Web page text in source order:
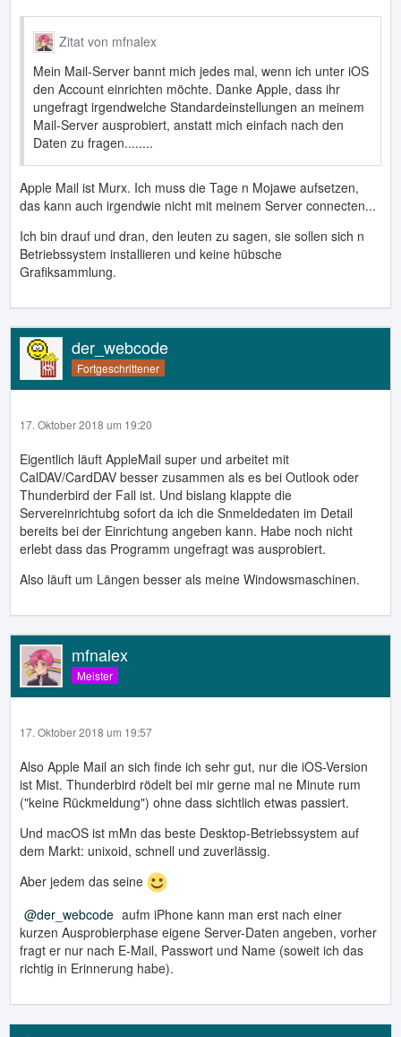
Zitat von mfnalex
Mein Mail-Server bannt mich jedes mal, wenn ich unter iOS
den Account einrichten möchte. Danke Apple, dass ihr
ungefragt irgendwelche Standardeinstellungen an meinem
Mail-Server ausprobiert, anstatt mich einfach nach den
Daten zu fragen........
Apple Mail ist Murx. Ich muss die Tage n Mojawe aufsetzen,
das kann auch irgendwie nicht mit meinem Server connecten...
Ich bin drauf und dran, den leuten zu sagen, sie sollen sich n
Betriebssystem installieren und keine hübsche
Grafiksammlung.
der_webcode
Fortgeschrittener
17. Oktober 2018 um 19:20
Eigentlich läuft AppleMail super und arbeitet mit
CalDAV/CardDAV besser zusammen als es bei Outlook oder
Thunderbird der Fall ist. Und bislang klappte die
Servereinrichtubg sofort da ich die Snmeldedaten im Detail
bereits bei der Einrichtung angeben kann. Habe noch nicht
erlebt dass das Programm ungefragt was ausprobiert.
Also läuft um Längen besser als meine Windowsmaschinen.
mfnalex
Meister
17. Oktober 2018 um 19:57
Also Apple Mail an sich finde ich sehr gut, nur die iOS-Version
ist Mist. Thunderbird rödelt bei mir gerne mal ne Minute rum
("keine Rückmeldung") ohne dass sichtlich etwas passiert.
Und macOS ist mMn das beste Desktop-Betriebssystem auf
dem Markt: unixoid, schnell und zuverlässig.
Aber jedem das seine
der_webcode aufm iPhone kann man erst nach einer
kurzen Ausprobierphase eigene Server-Daten angeben, vorher
fragt er nur nach E-Mail, Passwort und Name (soweit ich das
richtig in Erinnerung habe).